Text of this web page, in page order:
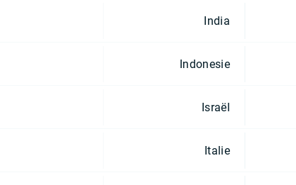
India
Indonesie
Israël
Italie